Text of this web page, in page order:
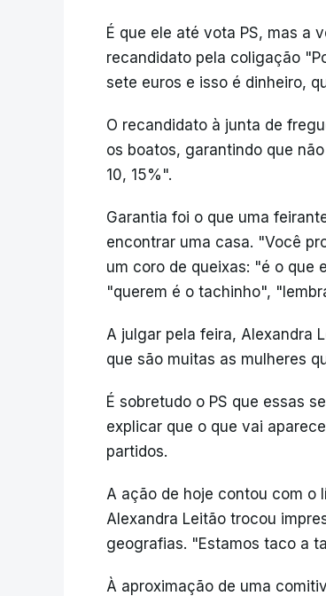
É que ele até vota PS, mas a
recandidato pela coligação
sete euros e isso é dinheiro,
O recandidato à junta de
os boatos, garantindo que
10, 15%".
Garantia foi o que uma
encontrar uma casa. "Você
um coro de queixas: "é o que
"querem é o tachinho",
A julgar pela feira, Alexandra
que são muitas as mulheres
É sobretudo o PS que essas
explicar que o que vai
partidos.
A ação de hoje contou com o
Alexandra Leitão trocou
geografias. "Estamos taco a
À aproximação de uma